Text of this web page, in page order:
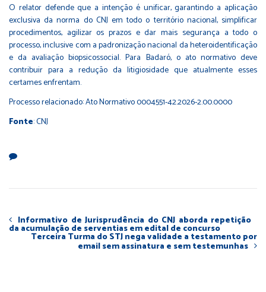
O relator defende que a intenção é unificar, garantindo a aplicação
exclusiva da norma do CNJ em todo o território nacional, simplificar
procedimentos, agilizar os prazos e dar mais segurança a todo o
processo, inclusive com a padronização nacional da heteroidentificação
e da avaliação biopsicossocial. Para Badaró, o ato normativo deve
contribuir para a redução da litigiosidade que atualmente esses
certames enfrentam.
Processo relacionado: Ato Normativo 0004551-42.2026-2.00.0000
Fonte: CNJ
Informativo de Jurisprudência do CNJ aborda repetição
da acumulação de serventias em edital de concurso
Terceira Turma do STJ nega validade a testamento por
email sem assinatura e sem testemunhas